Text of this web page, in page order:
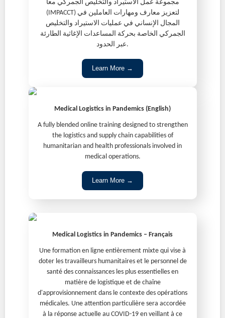
مجموعة عمل الاستيراد والتخليص الجمركي معاً
(IMPACCT) لتعزيز معارف ومهارات العاملين في
المجال الإنساني في عمليات الاستيراد والتخليص
الجمركي الخاصة بحركة المساعدات الإغاثية الطارئة
عبر الحدود.
Learn More →
Medical Logistics in Pandemics (English)
A fully blended online training designed to strengthen
the logistics and supply chain capabilities of
humanitarian and health professionals involved in
medical operations.
Learn More →
Medical Logistics in Pandemics – Français
Une formation en ligne entièrement mixte qui vise à
doter les travailleurs humanitaires et le personnel de
santé des connaissances les plus essentielles en
matière de logistique et de chaîne
d'approvisionnement dans le contexte des opérations
médicales. Une attention particulière sera accordée
à la réponse actuelle au COVID-19 en veillant à ce